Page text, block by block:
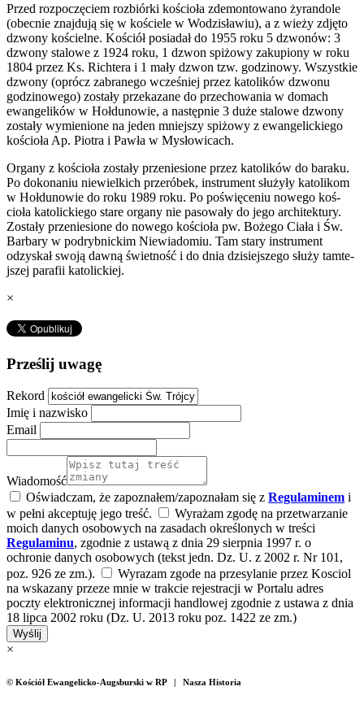
Przed rozpoczę­ciem rozbiórki koś­cioła zde­mon­towano żyran­dole
(obec­nie zna­j­dują się w koś­ciele w Wodzisławiu), a z wieży zdjęto
dzwony koś­cielne. Koś­ciół posi­adał do 1955 roku 5 dzwonów: 3
dzwony stalowe z 1924 roku, 1 dzwon spiżowy zaku­pi­ony w roku
1804 przez Ks. Richtera i 1 mały dzwon tzw. godzi­nowy. Wszys­tkie
dzwony (oprócz zabranego wcześniej przez kato­lików dzwonu
godzi­nowego) zostały przekazane do prze­chowa­nia w domach
ewan­ge­lików w Hoł­dunowie, a następ­nie 3 duże stalowe dzwony
zostały wymienione na jeden mniejszy spiżowy z ewan­gelick­iego
koś­cioła Ap. Pio­tra i Pawła w Mysłowicach.
Organy z koś­cioła zostały prze­nie­sione przez kato­lików do baraku.
Po doko­na­niu niewiel­kich prz­eróbek, instru­ment służyły kato­likom
w Hoł­dunowie do roku 1989 roku. Po poświęce­niu nowego koś­
cioła katolick­iego stare organy nie pasowały do jego architek­tury.
Zostały prze­nie­sione do nowego koś­cioła pw. Bożego Ciała i Św.
Bar­bary w podryb­nickim Niewiadomiu. Tam stary instru­ment
odzyskał swoją dawną świet­ność i do dnia dzisiejszego służy tamte­
jszej parafii katolickiej.
×
Prześlij uwagę
Rekord
Imię i nazwisko
Email
Wiadomość
Oświadczam, że zapoznałem/zapoznałam się z Regulaminem i
w pełni akceptuję jego treść.
Wyrażam zgodę na przetwarzanie
moich danych osobowych na zasadach określonych w treści
Regulaminu, zgodnie z ustawą z dnia 29 sierpnia 1997 r. o
ochronie danych osobowych (tekst jedn. Dz. U. z 2002 r. Nr 101,
poz. 926 ze zm.).
Wyrazam zgode na przesylanie przez Kosciol
na wskazany przeze mnie w trakcie rejestracji w Portalu adres
poczty elektronicznej informacji handlowej zgodnie z ustawa z dnia
18 lipca 2002 roku (Dz. U. 2013 roku poz. 1422 ze zm.)
Wyślij
×
© Kościół Ewangelicko-Augsburski w RP | Nasza Historia